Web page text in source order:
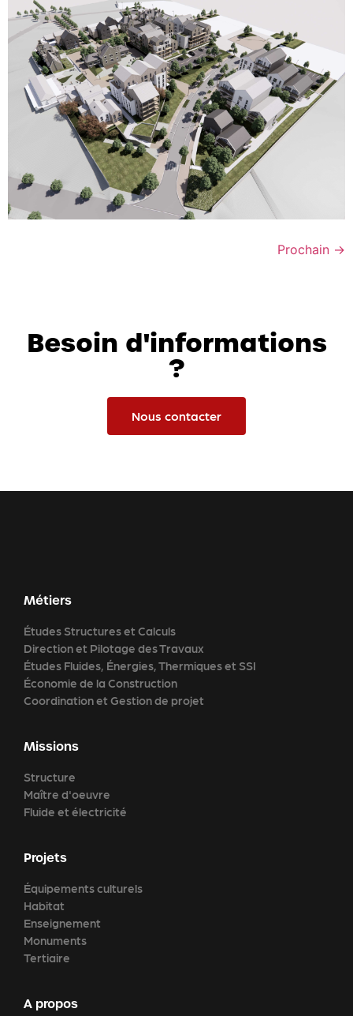
Prochain →
Besoin d'informations
?
Nous contacter
Métiers
Études Structures et Calculs
Direction et Pilotage des Travaux
Études Fluides, Énergies, Thermiques et SSI
Économie de la Construction
Coordination et Gestion de projet
Missions
Structure
Maître d'oeuvre
Fluide et électricité
Projets
Équipements culturels
Habitat
Enseignement
Monuments
Tertiaire
A propos